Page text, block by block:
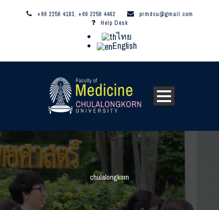
+66 2256 4183, +66 2256 4462
prmdcu@gmail.com
Help Desk
ไทย
English
chulalongkorn